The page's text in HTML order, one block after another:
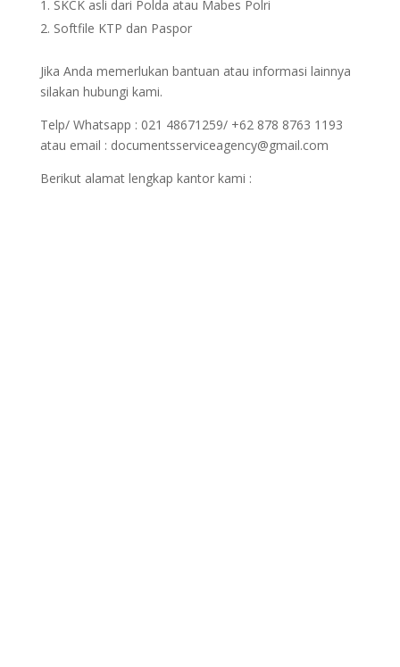
SKCK asli dari Polda atau Mabes Polri
Softfile KTP dan Paspor
Jika Anda memerlukan bantuan atau informasi lainnya
silakan hubungi kami.
Telp/ Whatsapp : 021 48671259/ +62 878 8763 1193
atau email : documentsserviceagency@gmail.com
Berikut alamat lengkap kantor kami :